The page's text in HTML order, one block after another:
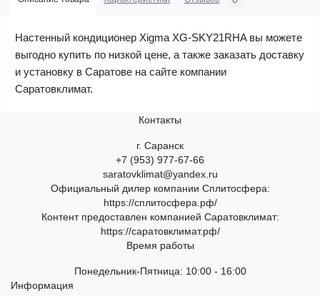
Настенный кондиционер Xigma XG-SKY21RHA вы можете
выгодно купить по низкой цене, а также заказать доставку
и установку в Саратове на сайте компании
Саратовклимат.
Контакты
г. Саранск
+7 (953) 977-67-66
saratovklimat@yandex.ru
Официальный дилер компании Сплитосфера:
https://сплитосфера.рф/
Контент предоставлен компанией Саратовклимат:
https://саратовклимат.рф/
Время работы
Понедельник-Пятница: 10:00 - 16:00
Информация